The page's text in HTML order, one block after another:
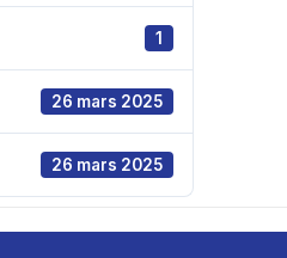
1
26 mars 2025
26 mars 2025